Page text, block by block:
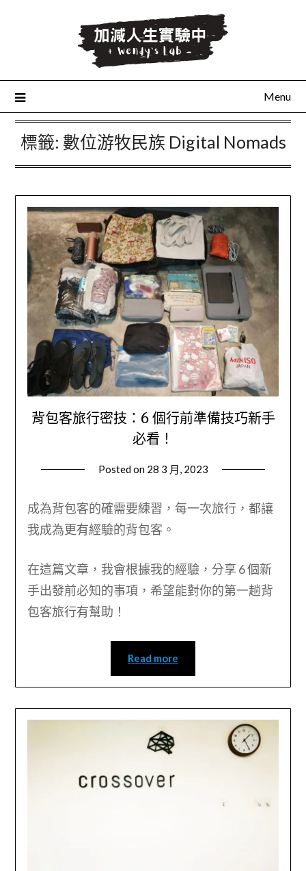
Menu
標籤: 數位游牧民族 Digital Nomads
背包客旅行密技：6 個行前準備技巧新手
必看！
Posted on 28 3 月, 2023
成為背包客的確需要練習，每一次旅行，都讓
我成為更有經驗的背包客。
在這篇文章，我會根據我的經驗，分享 6 個新
手出發前必知的事項，希望能對你的第一趟背
包客旅行有幫助！
Read more